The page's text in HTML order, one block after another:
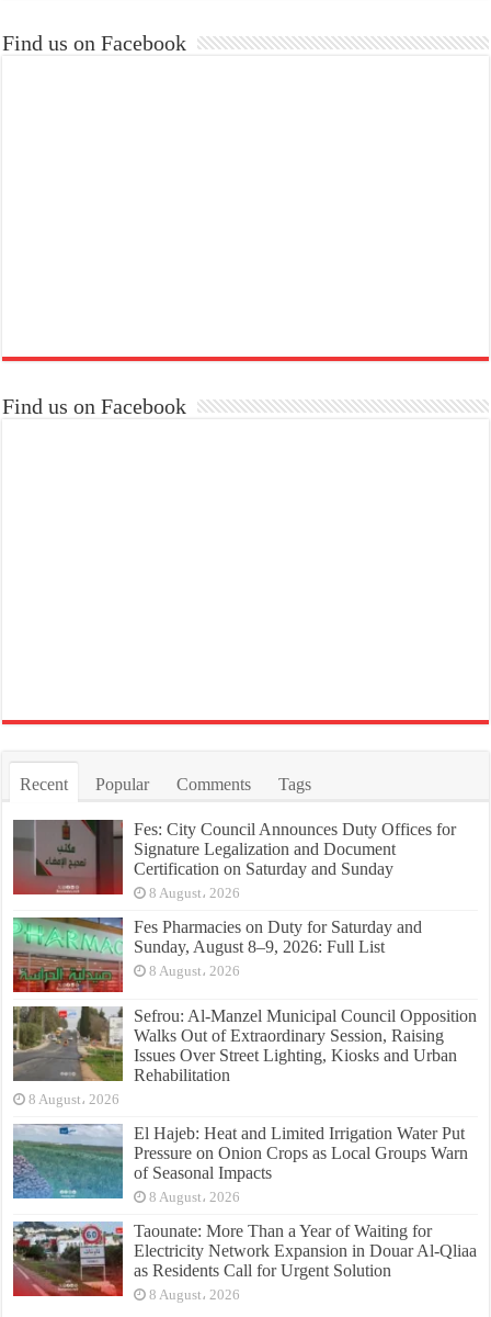
Find us on Facebook
Find us on Facebook
Recent Popular Comments Tags
Fes: City Council Announces Duty Offices for
Signature Legalization and Document
Certification on Saturday and Sunday
8 August، 2026
Fes Pharmacies on Duty for Saturday and
Sunday, August 8–9, 2026: Full List
8 August، 2026
Sefrou: Al-Manzel Municipal Council Opposition
Walks Out of Extraordinary Session, Raising
Issues Over Street Lighting, Kiosks and Urban
Rehabilitation
8 August، 2026
El Hajeb: Heat and Limited Irrigation Water Put
Pressure on Onion Crops as Local Groups Warn
of Seasonal Impacts
8 August، 2026
Taounate: More Than a Year of Waiting for
Electricity Network Expansion in Douar Al-Qliaa
as Residents Call for Urgent Solution
8 August، 2026